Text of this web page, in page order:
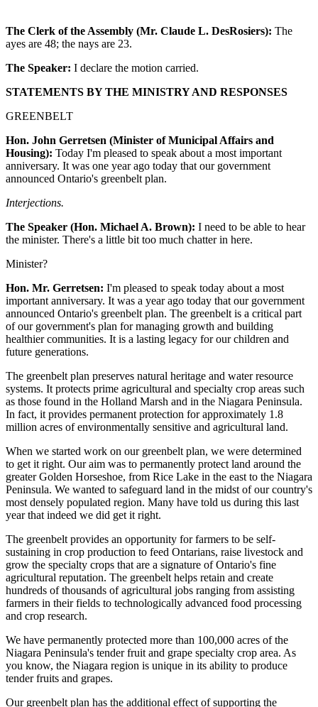
The Clerk of the Assembly (Mr. Claude L. DesRosiers): The
ayes are 48; the nays are 23.
The Speaker: I declare the motion carried.
STATEMENTS BY THE MINISTRY AND RESPONSES
GREENBELT
Hon. John Gerretsen (Minister of Municipal Affairs and
Housing): Today I'm pleased to speak about a most important
anniversary. It was one year ago today that our government
announced Ontario's greenbelt plan.
Interjections.
The Speaker (Hon. Michael A. Brown): I need to be able to hear
the minister. There's a little bit too much chatter in here.
Minister?
Hon. Mr. Gerretsen: I'm pleased to speak today about a most
important anniversary. It was a year ago today that our government
announced Ontario's greenbelt plan. The greenbelt is a critical part
of our government's plan for managing growth and building
healthier communities. It is a lasting legacy for our children and
future generations.
The greenbelt plan preserves natural heritage and water resource
systems. It protects prime agricultural and specialty crop areas such
as those found in the Holland Marsh and in the Niagara Peninsula.
In fact, it provides permanent protection for approximately 1.8
million acres of environmentally sensitive and agricultural land.
When we started work on our greenbelt plan, we were determined
to get it right. Our aim was to permanently protect land around the
greater Golden Horseshoe, from Rice Lake in the east to the Niagara
Peninsula. We wanted to safeguard land in the midst of our country's
most densely populated region. Many have told us during this last
year that indeed we did get it right.
The greenbelt provides an opportunity for farmers to be self-
sustaining in crop production to feed Ontarians, raise livestock and
grow the specialty crops that are a signature of Ontario's fine
agricultural reputation. The greenbelt helps retain and create
hundreds of thousands of agricultural jobs ranging from assisting
farmers in their fields to technologically advanced food processing
and crop research.
We have permanently protected more than 100,000 acres of the
Niagara Peninsula's tender fruit and grape specialty crop area. As
you know, the Niagara region is unique in its ability to produce
tender fruits and grapes.
Our greenbelt plan has the additional effect of supporting the